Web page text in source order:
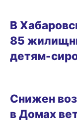
В
85
детям-
Снижен
в Домах